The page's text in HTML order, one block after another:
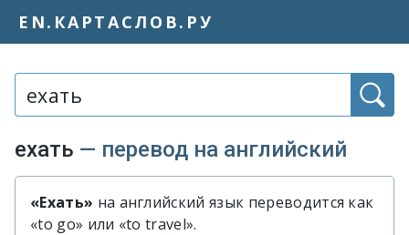
EN.КАРТАСЛОВ.РУ
ехать — перевод на английский
Быстрый перевод слова «ехать»
«Ехать» на английский язык переводится как
«to go» или «to travel».